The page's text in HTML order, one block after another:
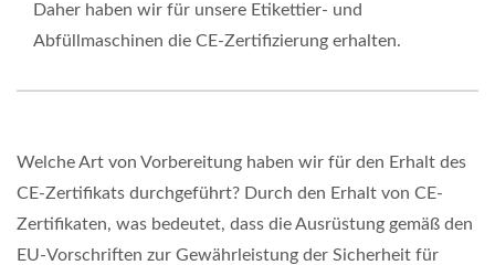
Daher haben wir für unsere Etikettier- und
Abfüllmaschinen die CE-Zertifizierung erhalten.
Welche Art von Vorbereitung haben wir für den Erhalt des
CE-Zertifikats durchgeführt? Durch den Erhalt von CE-
Zertifikaten, was bedeutet, dass die Ausrüstung gemäß den
EU-Vorschriften zur Gewährleistung der Sicherheit für